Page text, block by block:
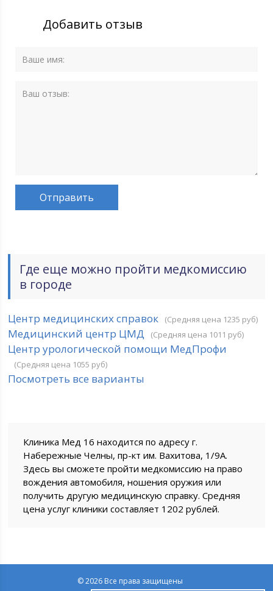
Добавить отзыв
Где еще можно пройти медкомиссию
в городе
Центр медицинских справок (Средняя цена 1235 руб)
Медицинский центр ЦМД (Средняя цена 1011 руб)
Центр урологической помощи МедПрофи
(Средняя цена 1055 руб)
Посмотреть все варианты
Клиника Мед 16 находится по адресу г.
Набережные Челны, пр-кт им. Вахитова, 1/9А.
Здесь вы сможете пройти медкомиссию на право
вождения автомобиля, ношения оружия или
получить другую медицинскую справку. Средняя
цена услуг клиники составляет 1202 рублей.
© 2026 Все права защищены